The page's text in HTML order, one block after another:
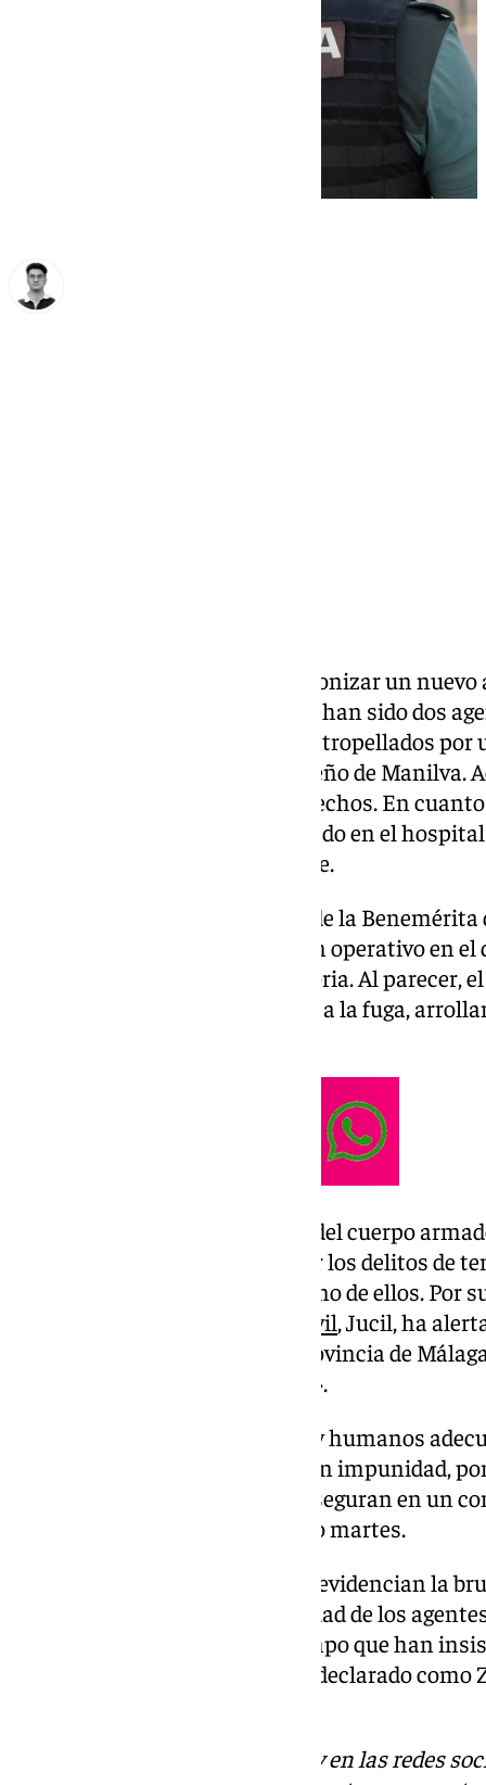
vuelve a protagonizar un
sí, en esta ocasión, las víctimas han sido dos
han resultado heridos tras ser atropellados por
la fuga en el municipio malagueño de Manilva.
detenidas en relación con los hechos. En
uno de ellos ha quedado ingresado en el
que el segundo quedó herido leve.
Así lo han confirmado fuentes de la
tuvieron lugar en el marco de un operativo en
al que le constaba una requisitoria. Al parecer,
conducía un vehículo, se dieron a la fuga,
Por último, las citadas fuentes del cuerpo
individuos fueron detenidos por los delitos de
requisitoria que pesaba sobre uno de ellos. Por
Guardia Civil, Jucil, ha
clanes del narcotráfico en la provincia de
contra las fuerzas de seguridad».
«La falta de medios materiales y humanos
estas organizaciones operen con impunidad,
seguridad en la Costa del Sol» aseguran en un
ejemplo lo sucedido este pasado martes.
Para Jucil este tipo de sucesos «evidencian la
organizaciones y la vulnerabilidad de los
armados y organizados», al tiempo que han
que todo el litoral andaluz «sea declarado
Descubre más noticias de 101Tv en las redes